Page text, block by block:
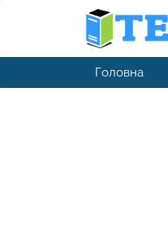
Головна